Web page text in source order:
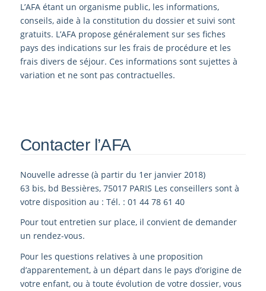
L’AFA étant un organisme public, les informations,
conseils, aide à la constitution du dossier et suivi sont
gratuits. L’AFA propose généralement sur ses fiches
pays des indications sur les frais de procédure et les
frais divers de séjour. Ces informations sont sujettes à
variation et ne sont pas contractuelles.
Contacter l’AFA
Nouvelle adresse (à partir du 1er janvier 2018)
63 bis, bd Bessières, 75017 PARIS Les conseillers sont à
votre disposition au : Tél. : 01 44 78 61 40
Pour tout entretien sur place, il convient de demander
un rendez-vous.
Pour les questions relatives à une proposition
d’apparentement, à un départ dans le pays d’origine de
votre enfant, ou à toute évolution de votre dossier, vous